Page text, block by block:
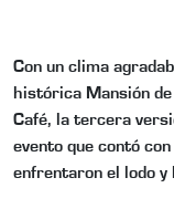
Con un clima
histórica Mansión de
Café, la tercera
evento que contó
enfrentaron el lodo y